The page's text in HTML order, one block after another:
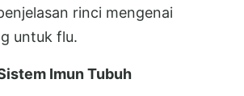
rinci mengenai
untuk flu.
Imun Tubuh